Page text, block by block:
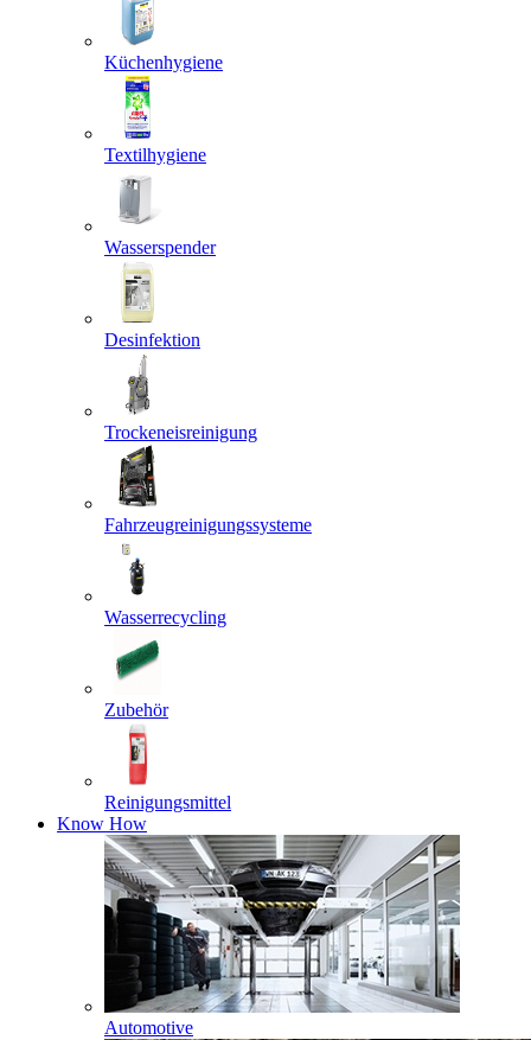
Küchenhygiene
Textilhygiene
Wasserspender
Desinfektion
Trockeneisreinigung
Fahrzeugreinigungssysteme
Wasserrecycling
Zubehör
Reinigungsmittel
Know How
Automotive